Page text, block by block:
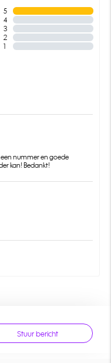
5
4
3
2
1
nummer en goede
kan! Bedankt!
Stuur bericht